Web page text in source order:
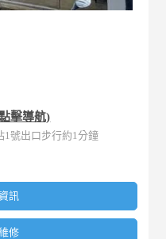
擊導航)
1號出口步行約1分鐘
訊
修